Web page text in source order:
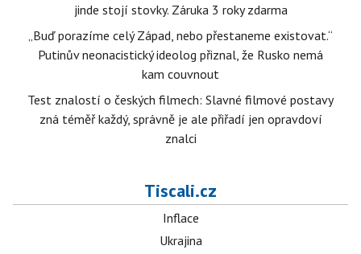
jinde stojí stovky. Záruka 3 roky zdarma
„Buď porazíme celý Západ, nebo přestaneme existovat.“
Putinův neonacistický ideolog přiznal, že Rusko nemá
kam couvnout
Test znalostí o českých filmech: Slavné filmové postavy
zná téměř každý, správně je ale přiřadí jen opravdoví
znalci
Tiscali.cz
Inflace
Ukrajina